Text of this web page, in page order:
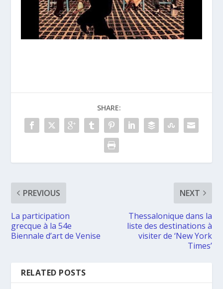
SHARE:
PREVIOUS
La participation
grecque à la 54e
Biennale d’art de Venise
NEXT
Thessalonique dans la
liste des destinations à
visiter de ‘New York
Times’
RELATED POSTS